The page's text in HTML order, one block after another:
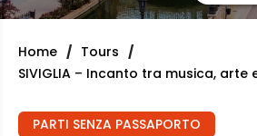
Home
Tours
SIVIGLIA – Incanto tra musica, arte
PARTI SENZA PASSAPORTO